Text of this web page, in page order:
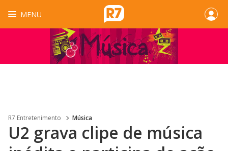
MENU
R7 Entretenimento Música
U2 grava clipe de música